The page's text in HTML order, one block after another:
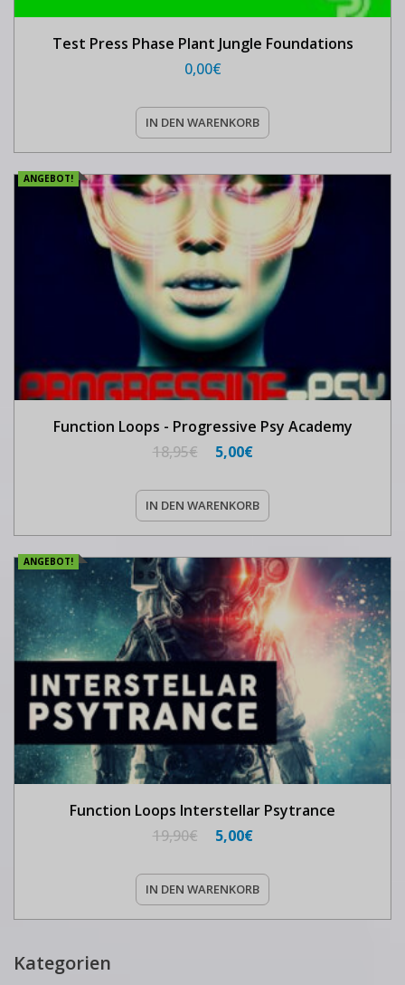
Test Press Phase Plant Jungle Foundations
0,00€
IN DEN WARENKORB
ANGEBOT!
Function Loops - Progressive Psy Academy
18,95€ 5,00€
IN DEN WARENKORB
ANGEBOT!
Function Loops Interstellar Psytrance
19,90€ 5,00€
IN DEN WARENKORB
Kategorien